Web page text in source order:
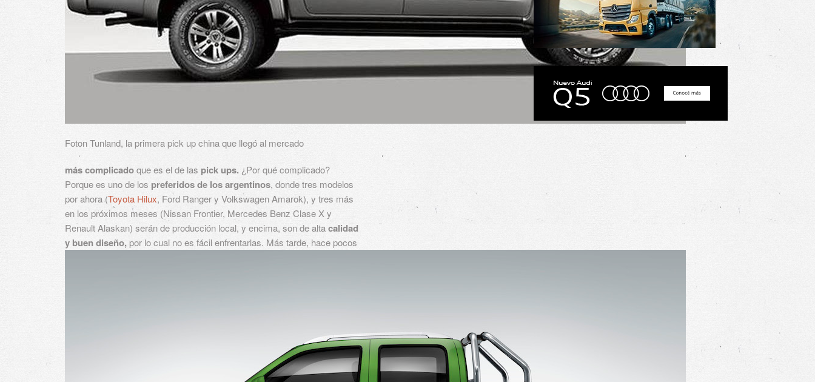
Foton Tunland, la primera pick up china que llegó al mercado
más complicadoque es el de las pick ups. ¿Por qué complicado?
Porque es uno de los preferidos de los argentinos, donde tres modelos
por ahora (Toyota Hilux, Ford Ranger y Volkswagen Amarok), y tres más
en los próximos meses (Nissan Frontier, Mercedes Benz Clase X y
Renault Alaskan) serán de producción local, y encima, son de altacalidad
y buen diseño,por lo cual no es fácil enfrentarlas. Más tarde, hace pocos